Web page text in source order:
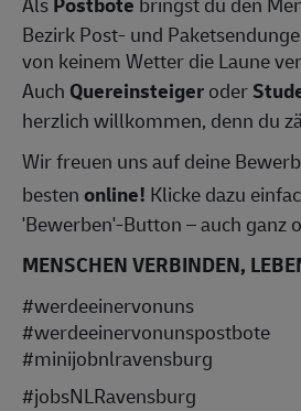
Bezirk Post- und
von keinem Wetter die Laune
Auch Quereinsteigeroder
herzlich willkommen, denn du
Wir freuen uns auf deine
bestenonline! Klicke dazu
'Bewerben'-Button – auch ganz
MENSCHEN VERBINDEN,
#werdeeinervonuns
#werdeeinervonunspostbote
#minijobnlravensburg
#jobsNLRavensburg